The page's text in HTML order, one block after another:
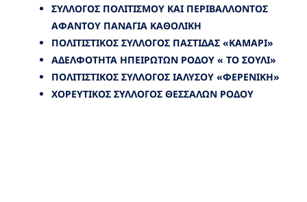
ΣΥΛΛΟΓΟΣ ΠΟΛΙΤΙΣΜΟΥ ΚΑΙ ΠΕΡΙΒΑΛΛΟΝΤΟΣ
ΑΦΑΝΤΟΥ ΠΑΝΑΓΙΑ ΚΑΘΟΛΙΚΗ
ΠΟΛΙΤΙΣΤΙΚΟΣ ΣΥΛΛΟΓΟΣ ΠΑΣΤΙΔΑΣ «ΚΑΜΑΡΙ»
ΑΔΕΛΦΟΤΗΤΑ ΗΠΕΙΡΩΤΩΝ ΡΟΔΟΥ « ΤΟ ΣΟΥΛΙ»
ΠΟΛΙΤΙΣΤΙΚΟΣ ΣΥΛΛΟΓΟΣ ΙΑΛΥΣΟΥ «ΦΕΡΕΝΙΚΗ»
ΧΟΡΕΥΤΙΚΟΣ ΣΥΛΛΟΓΟΣ ΘΕΣΣΑΛΩΝ ΡΟΔΟΥ